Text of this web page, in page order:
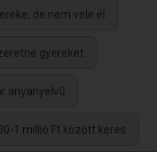
de nem vele él
gyereket
anyanyelvű
1 millió Ft között keres